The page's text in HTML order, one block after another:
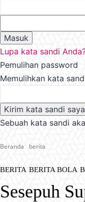
Lupa kata sandi
Pemulihan password
Memulihkan kata
Sebuah kata sandi
Beranda berita
BERITA BERITA BOLA
Sesepuh